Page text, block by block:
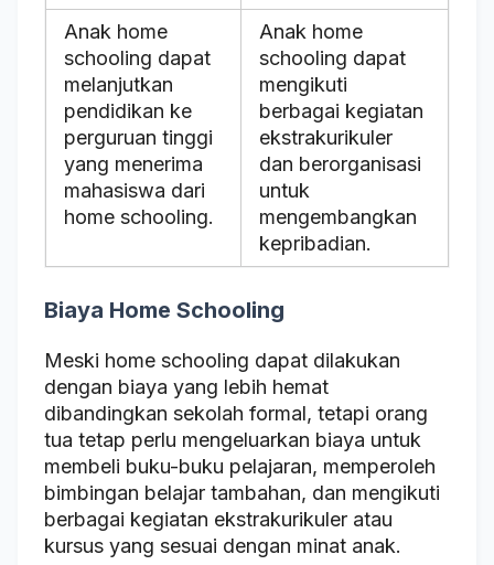
Anak home
schooling dapat
melanjutkan
pendidikan ke
perguruan tinggi
yang menerima
mahasiswa dari
home schooling.
Anak home
schooling dapat
mengikuti
berbagai kegiatan
ekstrakurikuler
dan berorganisasi
untuk
mengembangkan
kepribadian.
Biaya Home Schooling
Meski home schooling dapat dilakukan
dengan biaya yang lebih hemat
dibandingkan sekolah formal, tetapi orang
tua tetap perlu mengeluarkan biaya untuk
membeli buku-buku pelajaran, memperoleh
bimbingan belajar tambahan, dan mengikuti
berbagai kegiatan ekstrakurikuler atau
kursus yang sesuai dengan minat anak.